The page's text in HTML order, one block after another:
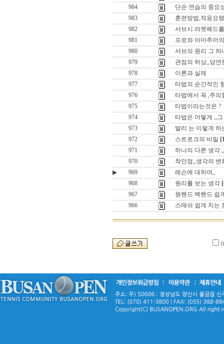
984
단순 연습의 중요
983
훈련방법,적응요령
982
서브시 라켓헤드
981
프로와 아마추어
980
서브의 원리 그 하
979
관점의 허상,,당연
978
이론과 실제
977
타법의 순간적인
976
타법에서 꼭 ,주의
975
타법이라는것은 ?
974
타법은 어떻게 ,,
973
발리 는 이렇게 하
972
스트로크의 비밀
971
하나의 다른 생각 ,,
970
착안점,,생각의 변
▶
969
레슨에 대하여,,
968
원리를 보는 생각
967
원핸드 백핸드 쉽
966
스매쉬 쉽게 치는